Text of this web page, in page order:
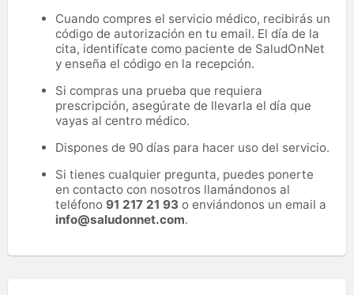
Cuando compres el servicio médico, recibirás un
código de autorización en tu email. El día de la
cita, identifícate como paciente de SaludOnNet
y enseña el código en la recepción.
Si compras una prueba que requiera
prescripción, asegúrate de llevarla el día que
vayas al centro médico.
Dispones de 90 días para hacer uso del servicio.
Si tienes cualquier pregunta, puedes ponerte
en contacto con nosotros llamándonos al
teléfono 91 217 21 93 o enviándonos un email a
info@saludonnet.com.